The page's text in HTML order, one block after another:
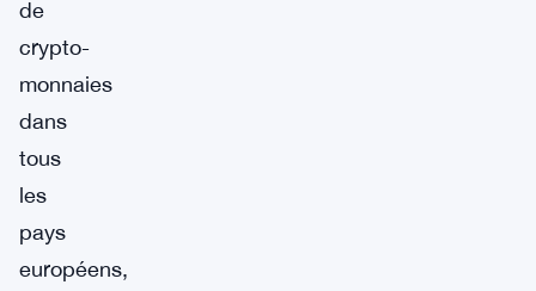
de
crypto-
monnaies
dans
tous
les
pays
européens,